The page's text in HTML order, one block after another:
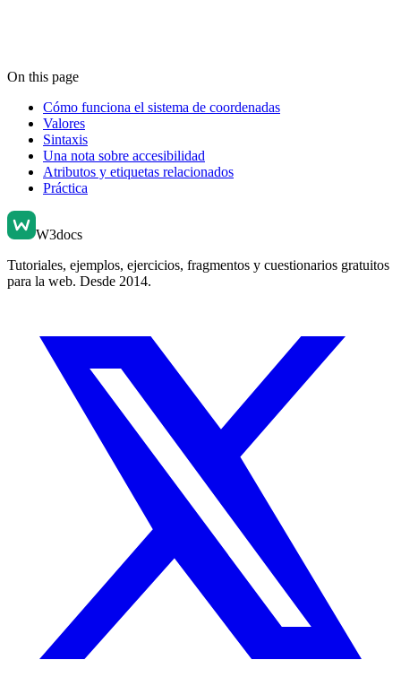
On this page
Cómo funciona el sistema de coordenadas
Valores
Sintaxis
Una nota sobre accesibilidad
Atributos y etiquetas relacionados
Práctica
W3docs
Tutoriales, ejemplos, ejercicios, fragmentos y cuestionarios gratuitos
para la web. Desde 2014.